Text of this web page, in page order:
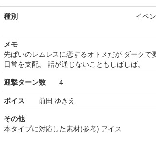
種別 イベ
メモ
先ぱいのレムレスに恋するオトメだが ダーク
日常を支配。 話が通じないこともしばしば。
迎撃ターン数 4
ボイス 前田 ゆきえ
その他
本タイプに対応した素材(参考) アイス